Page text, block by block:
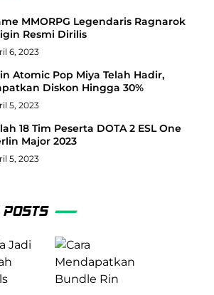
MMORPG Legendaris Ragnarok
Resmi Dirilis
6, 2023
Atomic Pop Miya Telah Hadir,
Diskon Hingga 30%
5, 2023
18 Tim Peserta DOTA 2 ESL One
Major 2023
5, 2023